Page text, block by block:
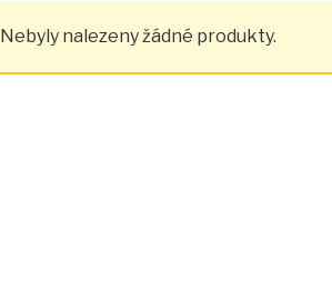
Nebyly nalezeny žádné produkty.